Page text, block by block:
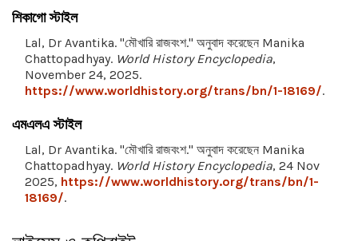
শিকাগো স্টাইল
Lal, Dr Avantika. "মৌখারি রাজবংশ." অনুবাদ করেছেন Manika
Chattopadhyay. World History Encyclopedia,
November 24, 2025.
https://www.worldhistory.org/trans/bn/1-18169/.
এমএলএ স্টাইল
Lal, Dr Avantika. "মৌখারি রাজবংশ." অনুবাদ করেছেন Manika
Chattopadhyay. World History Encyclopedia, 24 Nov
2025, https://www.worldhistory.org/trans/bn/1-
18169/.